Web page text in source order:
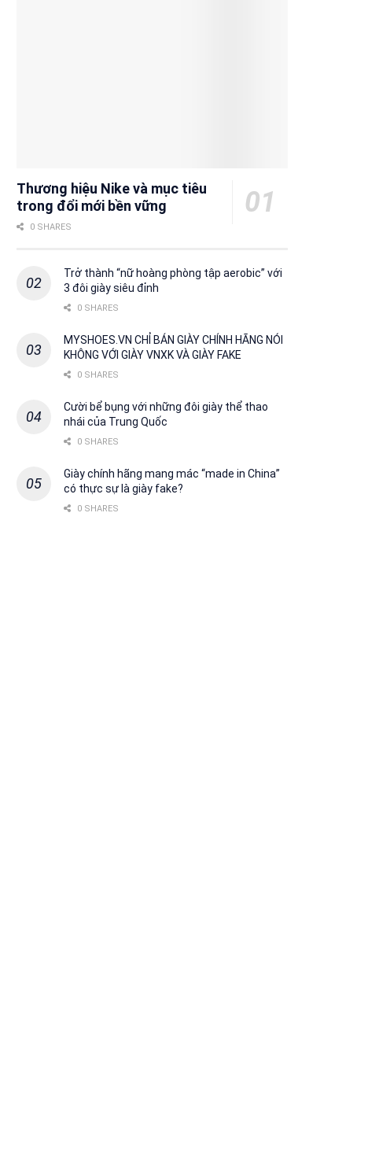
Thương hiệu Nike và mục tiêu
trong đổi mới bền vững
0 SHARES
Trở thành “nữ hoàng phòng tập aerobic” với
3 đôi giày siêu đỉnh
0 SHARES
MYSHOES.VN CHỈ BÁN GIÀY CHÍNH HÃNG NÓI
KHÔNG VỚI GIÀY VNXK VÀ GIÀY FAKE
0 SHARES
Cười bể bụng với những đôi giày thể thao
nhái của Trung Quốc
0 SHARES
Giày chính hãng mang mác “made in China”
có thực sự là giày fake?
0 SHARES